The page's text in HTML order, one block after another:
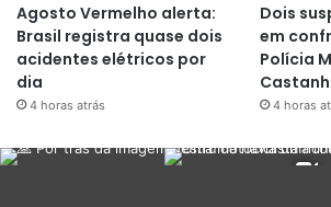
Agosto Vermelho alerta:
Brasil registra quase dois
acidentes elétricos por
dia
4 horas atrás
Dois
em
Polícia
4 horas